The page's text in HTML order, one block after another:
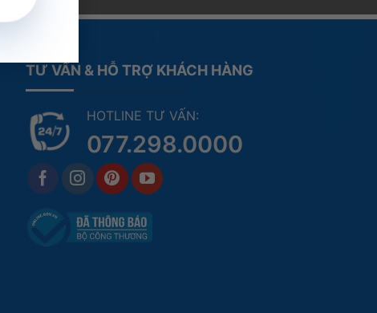
TƯ VẤN & HỖ TRỢ KHÁCH HÀNG
HOTLINE TƯ VẤN:
077.298.0000